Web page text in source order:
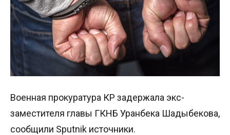
Военная прокуратура КР задержала экс-
заместителя главы ГКНБ Уранбека Шадыбекова,
сообщили Sputnik источники.